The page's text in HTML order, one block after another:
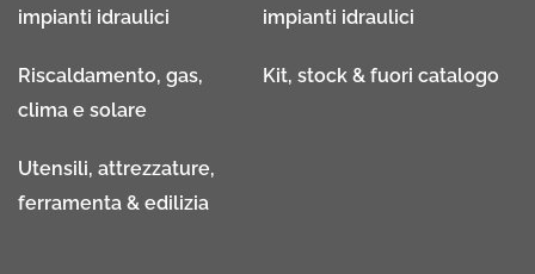
impianti idraulici
impianti idraulici
Riscaldamento, gas,
clima e solare
Kit, stock & fuori catalogo
Utensili, attrezzature,
ferramenta & edilizia